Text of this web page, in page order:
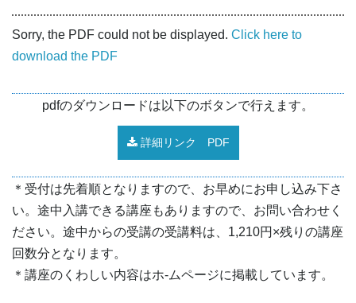
Sorry, the PDF could not be displayed. Click here to
download the PDF
pdfのダウンロードは以下のボタンで行えます。
詳細リンク PDF
＊受付は先着順となりますので、お早めにお申し込み下さ
い。途中入講できる講座もありますので、お問い合わせく
ださい。途中からの受講の受講料は、1,210円×残りの講座
回数分となります。
＊講座のくわしい内容はホ-ムページに掲載しています。